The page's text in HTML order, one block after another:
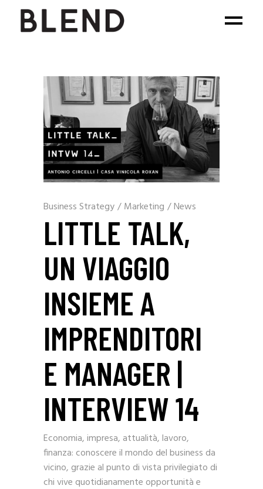
Business Strategy/ Marketing /News
LITTLE TALK,
UN VIAGGIO
INSIEME A
IMPRENDITORI
E MANAGER |
INTERVIEW 14
Economia, impresa, attualità, lavoro,
finanza: conoscere il mondo del business da
vicino, grazie al punto di vista privilegiato di
chi vive quotidianamente opportunità e